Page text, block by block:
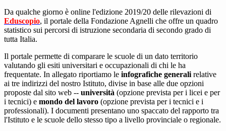
Da qualche giorno è online l'edizione 2019/20 delle rilevazioni di
Eduscopio, il portale della Fondazione Agnelli che offre un quadro
statistico sui percorsi di istruzione secondaria di secondo grado di
tutta Italia.
Il portale permette di comparare le scuole di un dato territorio
valutando gli esiti universitari e occupazionali di chi le ha
frequentate. In allegato riportiamo le infografiche generali relative
ai tre indirizzi del nostro Istituto, divise in base alle due opzioni
proposte dal sito web -- università (opzione prevista per i licei e per
i tecnici) e mondo del lavoro (opzione prevista per i tecnici e i
professionali). I documenti presentano uno spaccato del rapporto tra
l'Istituto e le scuole dello stesso tipo a livello provinciale o regionale.